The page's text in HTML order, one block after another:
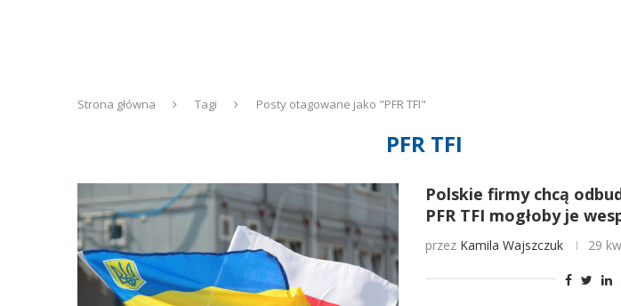
Strona główna Tagi Posty otagowane jako "PFR TFI"
PFR TFI
Polskie firmy chcą
PFR TFI mogłoby je
przez Kamila Wajszczuk 29